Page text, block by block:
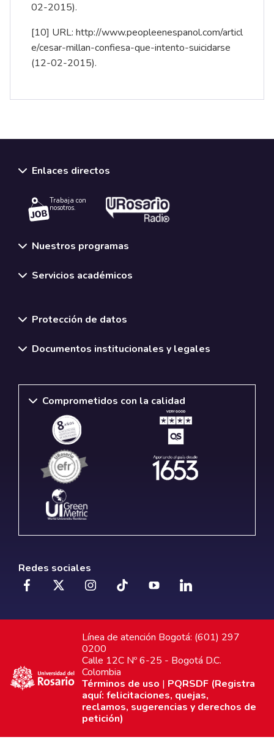
02-2015).
[10] URL: http://www.peopleenespanol.com/articl
e/cesar-millan-confiesa-que-intento-suicidarse
(12-02-2015).
Enlaces directos
Trabaja con
nosotros.
Nuestros programas
Servicios académicos
Protección de datos
Documentos institucionales y legales
Comprometidos con la calidad
Redes sociales
Línea de atención Bogotá: (601) 297
0200
Calle 12C Nº 6-25 - Bogotá D.C.
Colombia
Términos de uso | PQRSDF (Registra
aquí: felicitaciones, quejas,
reclamos, sugerencias y derechos de
petición)